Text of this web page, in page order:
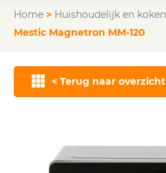
Home > Huishoudelijk en koken
Mestic Magnetron MM-120
< Terug naar overzicht